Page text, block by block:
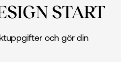
START
och gör din